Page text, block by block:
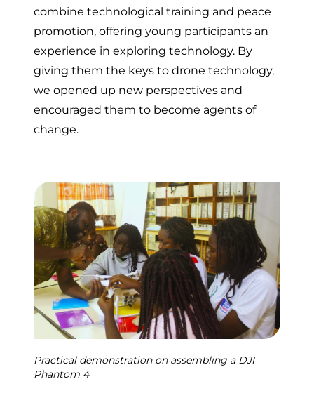
combine technological training and peace
promotion, offering young participants an
experience in exploring technology. By
giving them the keys to drone technology,
we opened up new perspectives and
encouraged them to become agents of
change.
Practical demonstration on assembling a DJI
Phantom 4